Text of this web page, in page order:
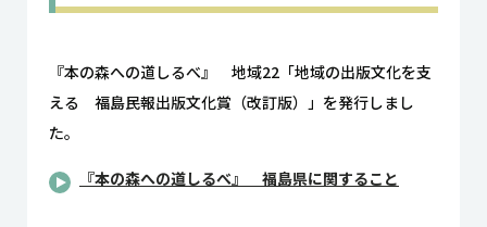
『本の森への道しるべ』 地域22「地域の出版文化を支
える 福島民報出版文化賞（改訂版）」を発行しまし
た。
『本の森への道しるべ』 福島県に関すること